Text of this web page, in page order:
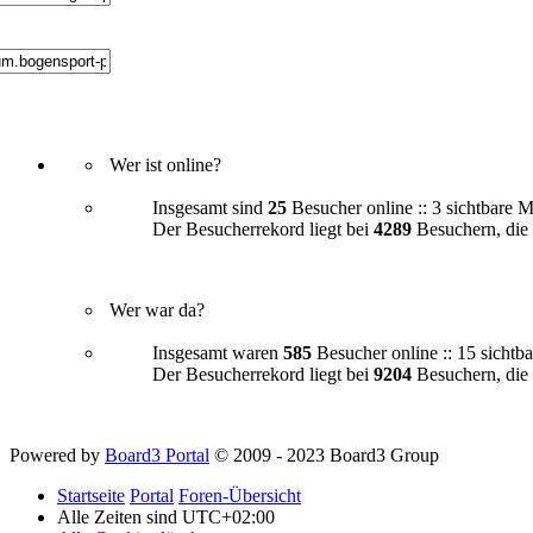
Wer ist online?
Insgesamt sind 25 Besucher online :: 3 sichtbare
Der Besucherrekord liegt bei 4289 Besuchern,
Wer war da?
Insgesamt waren 585 Besucher online :: 15
Der Besucherrekord liegt bei 9204 Besuchern,
Powered by Board3 Portal © 2009 - 2023 Board3 Group
Startseite Portal Foren-Übersicht
Alle Zeiten sind UTC+02:00